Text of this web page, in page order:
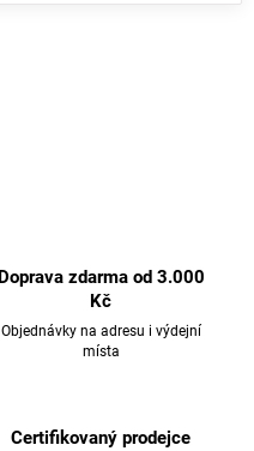
Doprava zdarma od 3.000
Kč
Objednávky na adresu i výdejní
místa
Certifikovaný prodejce